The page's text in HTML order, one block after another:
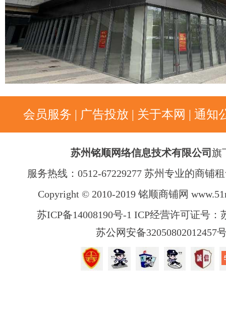
会员服务 广告投放 关于本网 通知
苏州铭顺网络信息技术有限公司 旗
服务热线：0512-67229277 苏州专业的商铺
Copyright © 2010-2019 铭顺商铺网
苏ICP备14008190号-1 ICP经营许可证号：
苏公网安备32050802012457